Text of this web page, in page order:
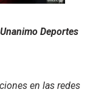
Deportes
en las redes